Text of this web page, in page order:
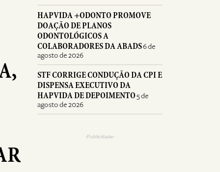
HAPVIDA +ODONTO PROMOVE
DOAÇÃO DE PLANOS
ODONTOLÓGICOS A
COLABORADORES DA ABADS6 de
agosto de 2026
STF CORRIGE CONDUÇÃO DA CPI E
DISPENSA EXECUTIVO DA
HAPVIDA DE DEPOIMENTO5 de
agosto de 2026
-Publicidade-